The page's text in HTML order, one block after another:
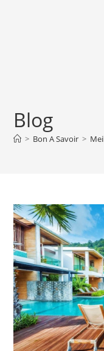
Blog
> Bon A Savoir >